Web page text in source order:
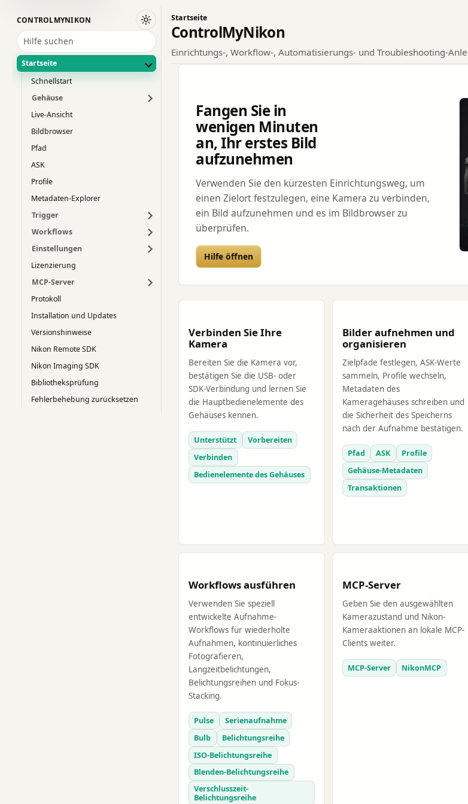
CONTROLMYNIKON
Wechseln Sie zum dunklen Design
Hilfe suchen
Startseite
Schnellstart
Gehäuse
Live-Ansicht
Bildbrowser
Pfad
ASK
Profile
Metadaten-Explorer
Trigger
Workflows
Einstellungen
Lizenzierung
MCP-Server
Protokoll
Installation und Updates
Versionshinweise
Nikon Remote SDK
Nikon Imaging SDK
Bibliotheksprüfung
Fehlerbehebung zurücksetzen
Startseite
ControlMyNikon
Einrichtungs-, Workflow-, Automatisierungs- und Troubleshooting-
Fangen Sie in
wenigen Minuten
an, Ihr erstes Bild
aufzunehmen
Verwenden Sie den kürzesten Einrichtungsweg, um
einen Zielort festzulegen, eine Kamera zu verbinden,
ein Bild aufzunehmen und es im Bildbrowser zu
überprüfen.
Hilfe öffnen
Verbinden Sie Ihre
Kamera
Bereiten Sie die Kamera vor,
bestätigen Sie die USB- oder
SDK-Verbindung und lernen Sie
die Hauptbedienelemente des
Gehäuses kennen.
Unterstützt
Vorbereiten
Verbinden
Bedienelemente des Gehäuses
Bilder aufnehmen und
organisieren
Zielpfade festlegen, ASK-Werte
sammeln, Profile wechseln,
Metadaten des
Kameragehäuses schreiben und
die Sicherheit des Speicherns
nach der Aufnahme bestätigen.
Pfad ASK
Profile
Gehäuse-Metadaten
Transaktionen
Workflows ausführen
Verwenden Sie speziell
entwickelte Aufnahme-
Workflows für wiederholte
Aufnahmen, kontinuierliches
Fotografieren,
Langzeitbelichtungen,
Belichtungsreihen und Fokus-
Stacking.
Pulse
Serienaufnahme
Bulb
Belichtungsreihe
ISO-Belichtungsreihe
Blenden-Belichtungsreihe
Verschlusszeit-
Belichtungsreihe
MCP-Server
Geben Sie den ausgewählten
Kamerazustand und Nikon-
Kameraaktionen an lokale MCP-
Clients weiter.
MCP-Server NikonMCP